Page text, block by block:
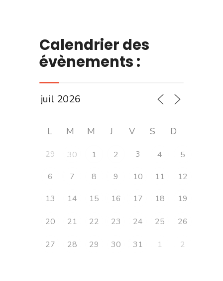
Calendrier des
évènements :
L M M J V S D
29 30 1 2 3 4
5
6
7 8 9 10 11
12
13
14 15 16 17 18 19
20 21 22 23 24 25 26
27 28 29 30 31 1 2